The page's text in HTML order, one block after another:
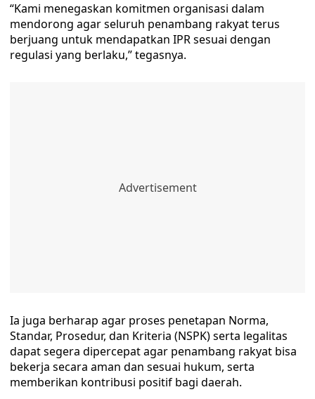
“Kami menegaskan komitmen organisasi dalam
mendorong agar seluruh penambang rakyat terus
berjuang untuk mendapatkan IPR sesuai dengan
regulasi yang berlaku,” tegasnya.
Ia juga berharap agar proses penetapan Norma,
Standar, Prosedur, dan Kriteria (NSPK) serta legalitas
dapat segera dipercepat agar penambang rakyat bisa
bekerja secara aman dan sesuai hukum, serta
memberikan kontribusi positif bagi daerah.